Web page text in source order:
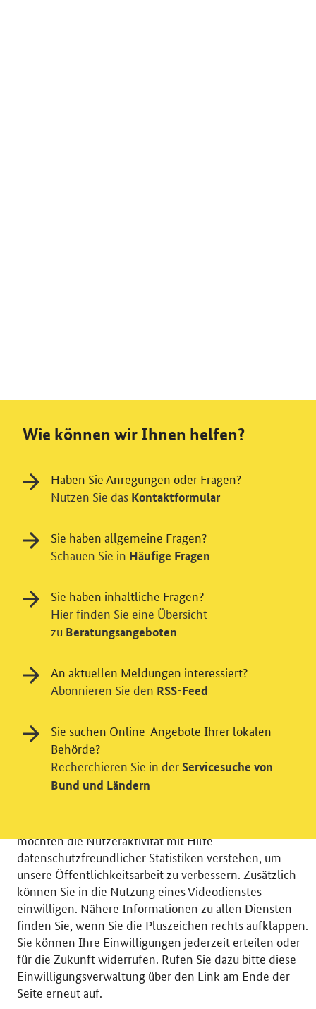
© 2026 Bundesministerium für Wirtschaft und Energie
RSS
Benutzerhinweise
Inhaltsverzeichnis
Impressum
Barrierefreiheit
Datenschutz
Einwilligungsverwaltung
Einwilligung in Tracking und / oder
Videodienst
möchten die Nutzeraktivität mit Hilfe
datenschutzfreundlicher Statistiken verstehen, um
unsere Öffentlichkeitsarbeit zu verbessern. Zusätzlich
können Sie in die Nutzung eines Videodienstes
einwilligen. Nähere Informationen zu allen Diensten
finden Sie, wenn Sie die Pluszeichen rechts aufklappen.
Sie können Ihre Einwilligungen jederzeit erteilen oder
für die Zukunft widerrufen. Rufen Sie dazu bitte diese
Einwilligungsverwaltung über den Link am Ende der
Seite erneut auf.
Wie können wir Ihnen helfen?
Haben Sie Anregungen oder Fragen?
Nutzen Sie das Kontaktformular
Sie haben allgemeine Fragen?
Schauen Sie in Häufige Fragen
Sie haben inhaltliche Fragen?
Hier finden Sie eine Übersicht
zu Beratungsangeboten
An aktuellen Meldungen interessiert?
Abonnieren Sie den RSS-Feed
Sie suchen Online-Angebote Ihrer lokalen
Behörde?
Recherchieren Sie in der Servicesuche von
Bund und Ländern